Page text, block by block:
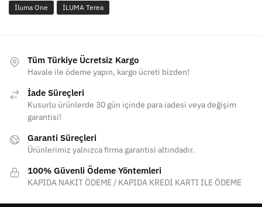
İluma One
İLUMA Terea
Tüm Türkiye Ücretsiz Kargo
Havale ile ödeme yapın, kargo ücreti bizden!
İade Süreçleri
Kusurlu ürünlerde 30 gün içinde para iadesi veya değişim
garantisi!
Garanti Süreçleri
Ürünlerimiz yalnızca firma garantisi altındadır.
100% Güvenli Ödeme Yöntemleri
KAPIDA NAKİT ÖDEME / KAPIDA KREDİ KARTI İLE ÖDEME